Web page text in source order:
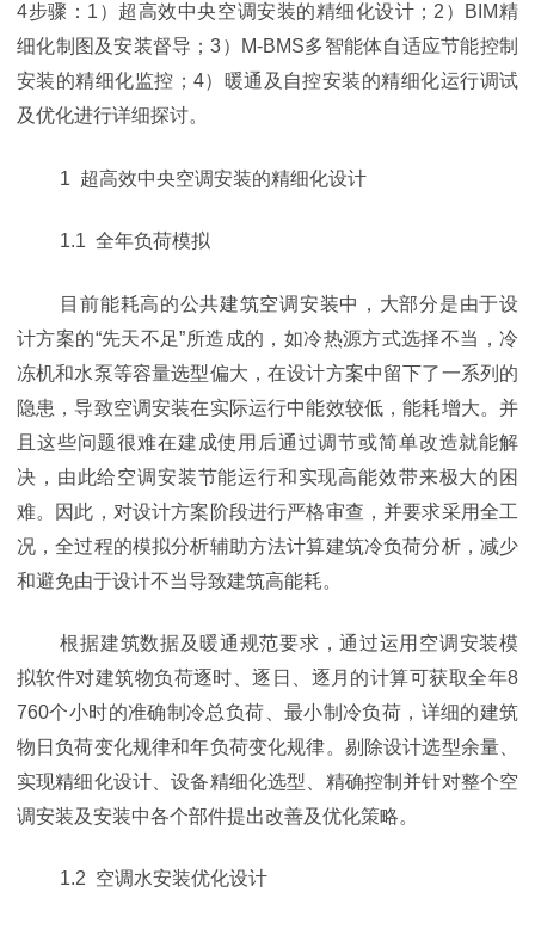
4步骤：1）超高效中央空调安装的精细化设计；2）BIM精
细化制图及安装督导；3）M-BMS多智能体自适应节能控制
安装的精细化监控；4）暖通及自控安装的精细化运行调试
及优化进行详细探讨。
1 超高效中央空调安装的精细化设计
1.1 全年负荷模拟
目前能耗高的公共建筑空调安装中，大部分是由于设
计方案的“先天不足”所造成的，如冷热源方式选择不当，冷
冻机和水泵等容量选型偏大，在设计方案中留下了一系列的
隐患，导致空调安装在实际运行中能效较低，能耗增大。并
且这些问题很难在建成使用后通过调节或简单改造就能解
决，由此给空调安装节能运行和实现高能效带来极大的困
难。因此，对设计方案阶段进行严格审查，并要求采用全工
况，全过程的模拟分析辅助方法计算建筑冷负荷分析，减少
和避免由于设计不当导致建筑高能耗。
根据建筑数据及暖通规范要求，通过运用空调安装模
拟软件对建筑物负荷逐时、逐日、逐月的计算可获取全年8
760个小时的准确制冷总负荷、最小制冷负荷，详细的建筑
物日负荷变化规律和年负荷变化规律。剔除设计选型余量、
实现精细化设计、设备精细化选型、精确控制并针对整个空
调安装及安装中各个部件提出改善及优化策略。
1.2 空调水安装优化设计